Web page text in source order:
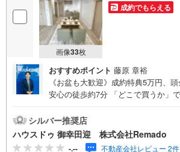
画像33枚
成約でもらえる
おすすめポイント 藤原 章裕
《お盆も大歓迎》成約特典5万円、
安心の徒歩約7分 「どこで買うか」
ナー選び」が重要です！■ご成約特典
プレゼント ※当社からの指定はあり
る3つのご提案（1）価格交渉に自信
シルバー推奨店
ハウスドゥ 御幸田迎 株式会社Remado
-.-- 不動産会社レビュー 2件